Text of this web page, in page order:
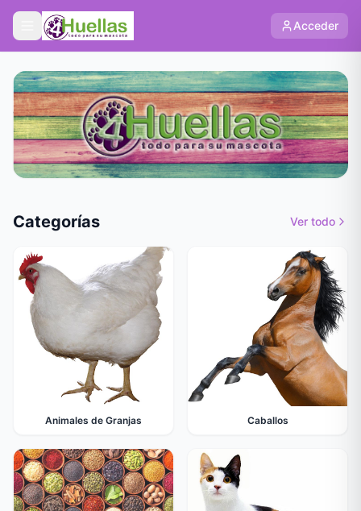
Acceder
Categorías Ver todo
Animales de Granjas Caballos